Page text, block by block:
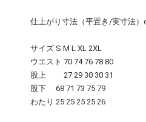
仕上がり寸法（平置き/実寸法）
サイズ S M L XL 2XL
ウエスト 70 74 76 78 80
股上 27 29 30 30 31
股下 68 71 73 75 79
わたり 25 25 25 25 26